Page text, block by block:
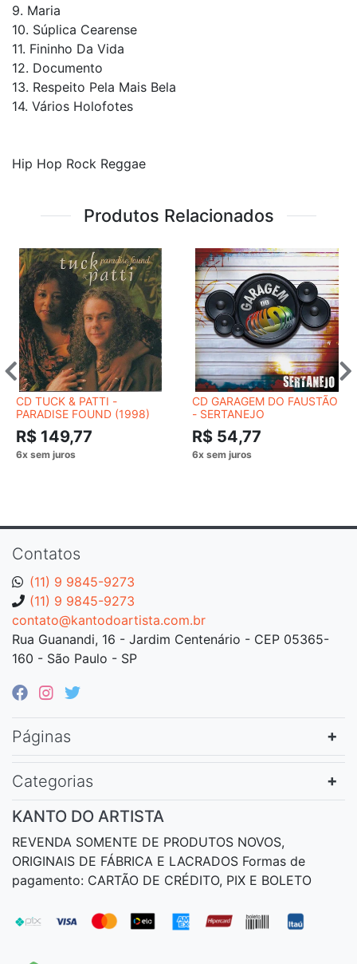
9. Maria
10. Súplica Cearense
11. Fininho Da Vida
12. Documento
13. Respeito Pela Mais Bela
14. Vários Holofotes
Hip Hop Rock Reggae
Produtos Relacionados
CD TUCK & PATTI -
PARADISE FOUND (1998)
R$ 149,77
CD GARAGEM DO FAUSTÃO
- SERTANEJO
R$ 54,77
Contatos
(11) 9 9845-9273
(11) 9 9845-9273
contato@kantodoartista.com.br
Rua Guanandi, 16 - Jardim Centenário - CEP 05365-
160 - São Paulo - SP
Páginas
Categorias
KANTO DO ARTISTA
REVENDA SOMENTE DE PRODUTOS NOVOS,
ORIGINAIS DE FÁBRICA E LACRADOS Formas de
pagamento: CARTÃO DE CRÉDITO, PIX E BOLETO